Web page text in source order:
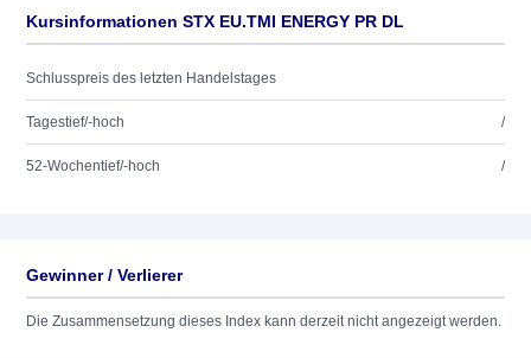
Kursinformationen STX EU.TMI ENERGY PR DL
Schlusspreis des letzten Handelstages
Tagestief/-hoch /
52-Wochentief/-hoch /
Gewinner / Verlierer
Die Zusammensetzung dieses Index kann derzeit nicht angezeigt werden.